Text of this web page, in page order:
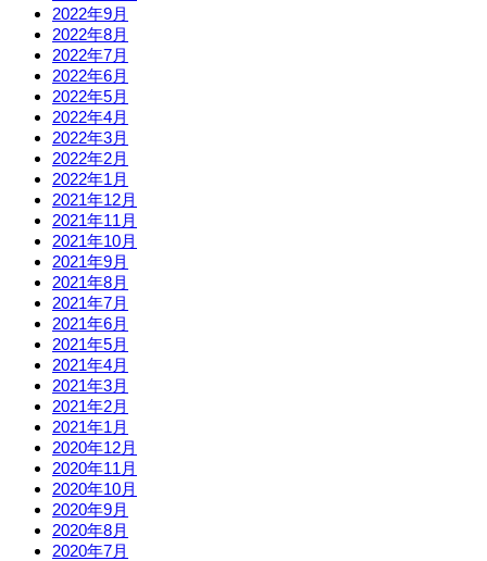
2022年9月
2022年8月
2022年7月
2022年6月
2022年5月
2022年4月
2022年3月
2022年2月
2022年1月
2021年12月
2021年11月
2021年10月
2021年9月
2021年8月
2021年7月
2021年6月
2021年5月
2021年4月
2021年3月
2021年2月
2021年1月
2020年12月
2020年11月
2020年10月
2020年9月
2020年8月
2020年7月